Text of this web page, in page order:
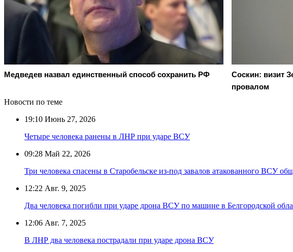
Медведев назвал единственный способ сохранить РФ
Соскин: визит
провалом
Новости по теме
19:10 Июнь 27, 2026
Четыре человека ранены в ЛНР при ударе ВСУ
09:28 Май 22, 2026
Три человека спасены в Старобельске из-под завалов атакованного ВСУ
12:22 Авг. 9, 2025
Два человека погибли при ударе дрона ВСУ по машине в Белгородской
12:06 Авг. 7, 2025
В ЛНР два человека пострадали при ударе дрона ВСУ